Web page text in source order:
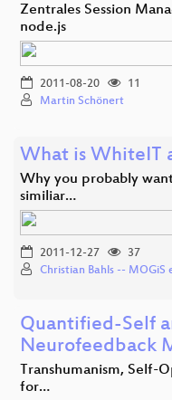
Zentrales Session
node.js
2011-08-20
11
Martin Schönert
What is WhiteIT
Why you probably
similiar…
2011-12-27
37
Christian Bahls -- MOGiS
Quantified-Self
Neurofeedback
Transhumanism, Self-
for…